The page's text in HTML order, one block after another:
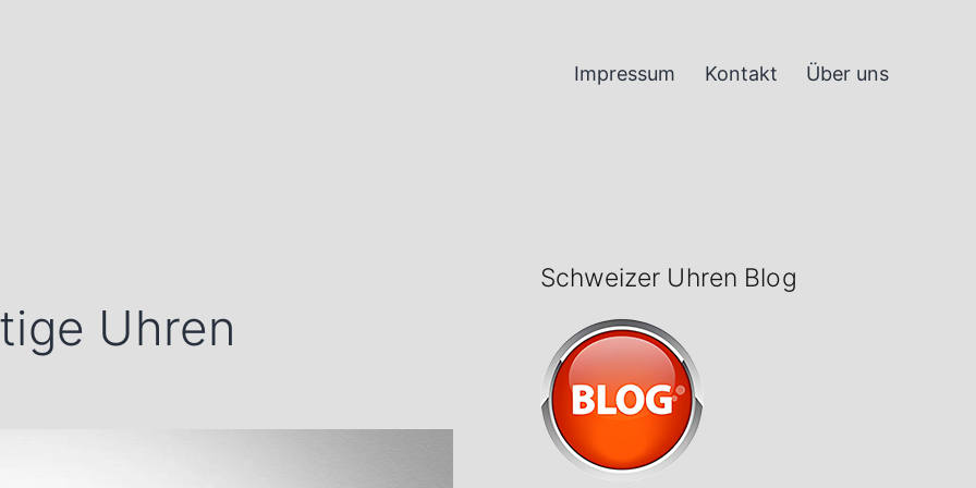
Impressum Kontakt Über uns
Uhren
Schweizer Uhren Blog